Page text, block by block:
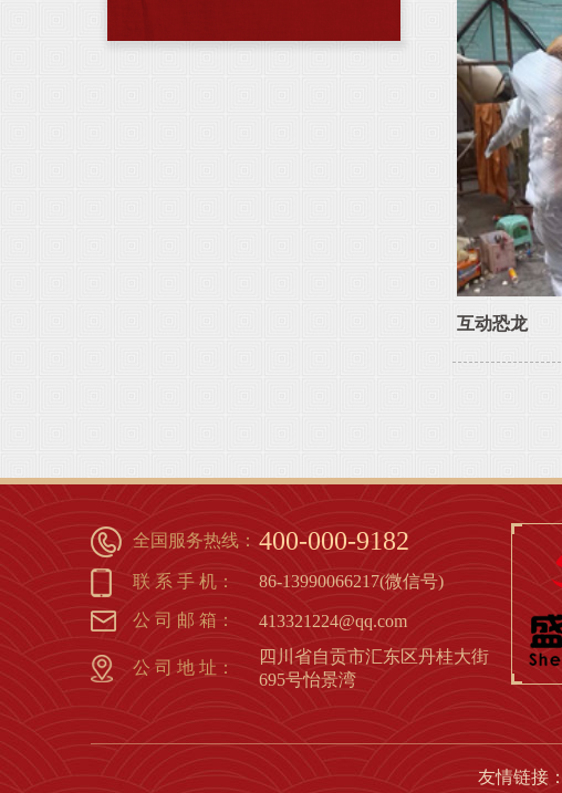
互动恐龙
全国服务热线： 400-000-9182
联 系 手 机： 86-13990066217(微信号)
公 司 邮 箱： 413321224@qq.com
公 司 地 址：
四川省自贡市汇东区丹桂大街
695号怡景湾
友情链接：